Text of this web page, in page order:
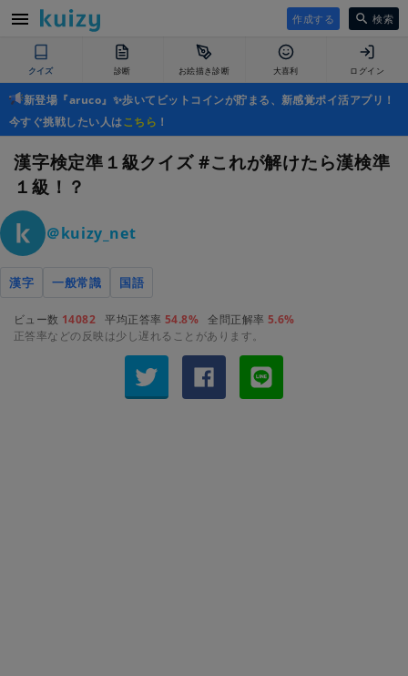
作成する 検索
クイズ 診断 お絵描き診断 大喜利 ログイン
新登場『aruco』✨歩いてビットコインが貯まる、新感覚ポイ活アプリ！
今すぐ挑戦したい人はこちら ！
漢字検定準１級クイズ #これが解けたら漢検準
１級！？
＠kuizy_net
漢字 一般常識 国語
ビュー数 14082 平均正答率 54.8% 全問正解率 5.6%
正答率などの反映は少し遅れることがあります。